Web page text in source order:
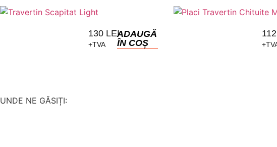
130 LEI
+TVA
ADAUGĂ
ÎN COȘ
112
UNDE NE GĂSIȚI: